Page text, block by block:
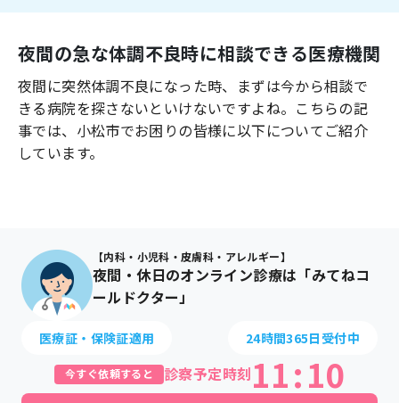
よくあるご質問
夜間の急な体調不良時に相談できる医療機関
夜間に突然体調不良になった時、まずは今から相談で
きる病院を探さないといけないですよね。こちらの記
事では、 小松市でお困りの皆様に以下についてご紹介
しています。
【内科・小児科・皮膚科・アレルギー】
夜間・休日のオンライン診療は「みてねコ
ールドクター」
医療証・保険証適用 24時間365日受付中
今すぐ依頼すると 診察予定時刻11:10